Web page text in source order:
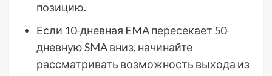
позицию.
Если 10-дневная EMA пересекает 50-
дневную SMA вниз, начинайте
рассматривать возможность выхода из